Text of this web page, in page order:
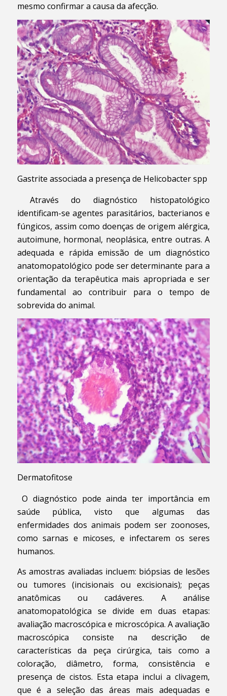
mesmo confirmar a causa da afecção.
Gastrite associada a presença de Helicobacter spp
Através do diagnóstico histopatológico
identificam-se agentes parasitários, bacterianos e
fúngicos, assim como doenças de origem alérgica,
autoimune, hormonal, neoplásica, entre outras. A
adequada e rápida emissão de um diagnóstico
anatomopatológico pode ser determinante para a
orientação da terapêutica mais apropriada e ser
fundamental ao contribuir para o tempo de
sobrevida do animal.
Dermatofitose
O diagnóstico pode ainda ter importância em
saúde pública, visto que algumas das
enfermidades dos animais podem ser zoonoses,
como sarnas e micoses, e infectarem os seres
humanos.
As amostras avaliadas incluem: biópsias de lesões
ou tumores (incisionais ou excisionais); peças
anatômicas ou cadáveres. A análise
anatomopatológica se divide em duas etapas:
avaliação macroscópica e microscópica. A avaliação
macroscópica consiste na descrição de
características da peça cirúrgica, tais como a
coloração, diâmetro, forma, consistência e
presença de cistos. Esta etapa inclui a clivagem,
que é a seleção das áreas mais adequadas e